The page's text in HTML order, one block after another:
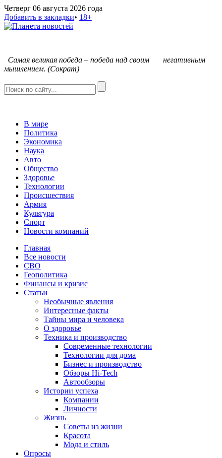
Четверг 06 августа 2026 года
Добавить в закладки• 18+
Самая великая победа – победа над своим негативным
мышлением. (Сократ)
В мире
Политика
Экономика
Наука
Авто
Общество
Здоровье
Технологии
Происшествия
Армия
Культура
Спорт
Новости компаний
Главная
Все новости
СВО
Геополитика
Финансы и кризис
Статьи
Необычные явления
Интересные факты
Тайны мира и человека
О здоровье
Техника и производство
Современные технологии
Технологии для дома
Бизнес и производство
Обзоры Hi-Tech
Автообзоры
Истории успеха
Компании
Личности
Жизнь
Советы из жизни
Красота
Мода и стиль
Опросы